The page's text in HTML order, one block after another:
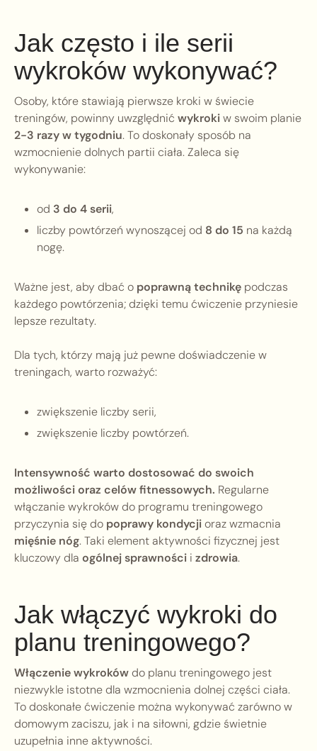
Jak często i ile serii
wykroków wykonywać?
Osoby, które stawiają pierwsze kroki w świecie
treningów, powinny uwzględnić wykrokiw swoim planie
2-3 razy w tygodniu. To doskonały sposób na
wzmocnienie dolnych partii ciała. Zaleca się
wykonywanie:
od 3 do 4 serii,
liczby powtórzeń wynoszącej od 8 do 15 na każdą
nogę.
Ważne jest, aby dbać o poprawną technikę podczas
każdego powtórzenia; dzięki temu ćwiczenie przyniesie
lepsze rezultaty.
Dla tych, którzy mają już pewne doświadczenie w
treningach, warto rozważyć:
zwiększenie liczby serii,
zwiększenie liczby powtórzeń.
Intensywność warto dostosować do swoich
możliwości oraz celów fitnessowych. Regularne
włączanie wykroków do programu treningowego
przyczynia się do poprawy kondycjioraz wzmacnia
mięśnie nóg. Taki element aktywności fizycznej jest
kluczowy dla ogólnej sprawności i zdrowia.
Jak włączyć wykroki do
planu treningowego?
Włączenie wykrokówdo planu treningowego jest
niezwykle istotne dla wzmocnienia dolnej części ciała.
To doskonałe ćwiczenie można wykonywać zarówno w
domowym zaciszu, jak i na siłowni, gdzie świetnie
uzupełnia inne aktywności.